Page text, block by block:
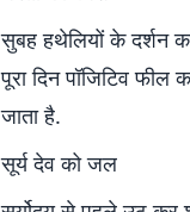
सुबह हथेलियों के दर्शन
पूरा दिन पॉजिटिव
जाता है.
सूर्य देव को जल